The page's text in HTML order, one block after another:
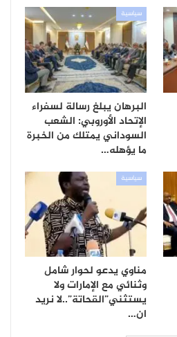
سياسية
البرهان يبلغ رسالة لسفراء
الإتحاد الأوروبي: الشعب
السوداني يمتلك من الخبرة
ما يؤهله…
سياسية
مناوي يدعو لحوار شامل
وثنائي مع الإمارات ولا
يستثني”القحاتة”..لا نريد
ان…